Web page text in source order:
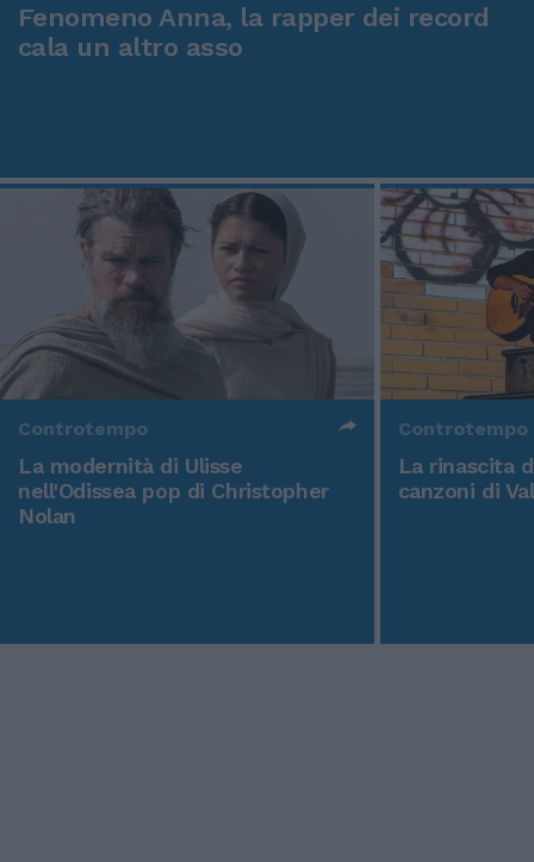
Fenomeno Anna, la rapper dei record
cala un altro asso
Controtempo
La modernità di Ulisse
nell'Odissea pop di Christopher
Nolan
Controtempo
La rinascita
canzoni di